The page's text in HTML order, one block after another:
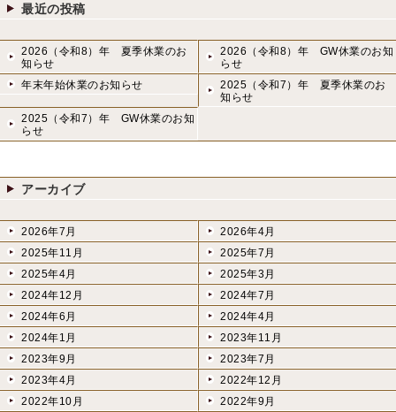
最近の投稿
2026（令和8）年 夏季休業のお
知らせ
2026（令和8）年 GW休業のお知
らせ
年末年始休業のお知らせ
2025（令和7）年 夏季休業のお
知らせ
2025（令和7）年 GW休業のお知
らせ
アーカイブ
2026年7月
2026年4月
2025年11月
2025年7月
2025年4月
2025年3月
2024年12月
2024年7月
2024年6月
2024年4月
2024年1月
2023年11月
2023年9月
2023年7月
2023年4月
2022年12月
2022年10月
2022年9月